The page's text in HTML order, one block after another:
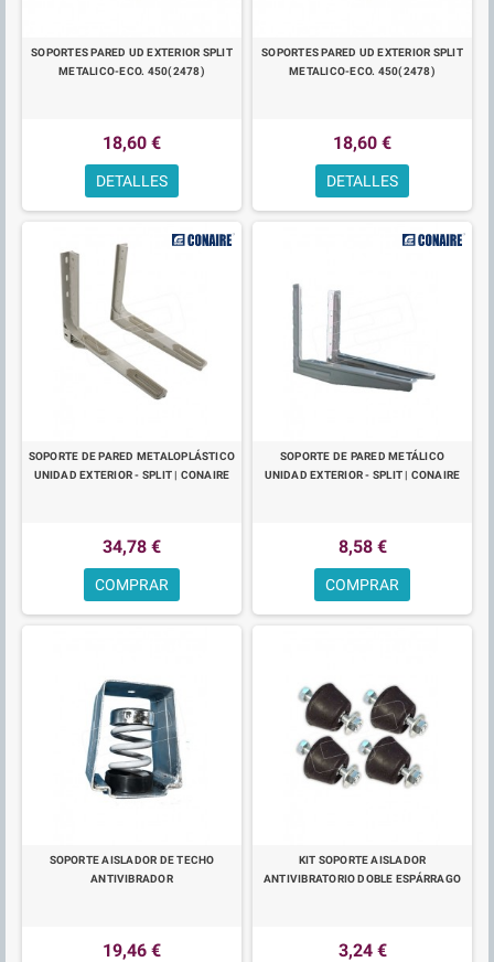
SOPORTES PARED UD EXTERIOR SPLIT
METALICO-ECO. 450(2478)
18,60 €
DETALLES
SOPORTES PARED UD EXTERIOR SPLIT
METALICO-ECO. 450(2478)
18,60 €
DETALLES
SOPORTE DE PARED METALOPLÁSTICO
UNIDAD EXTERIOR - SPLIT | CONAIRE
34,78 €
COMPRAR
SOPORTE DE PARED METÁLICO
UNIDAD EXTERIOR - SPLIT | CONAIRE
8,58 €
COMPRAR
SOPORTE AISLADOR DE TECHO
ANTIVIBRADOR
19,46 €
KIT SOPORTE AISLADOR
ANTIVIBRATORIO DOBLE ESPÁRRAGO
3,24 €